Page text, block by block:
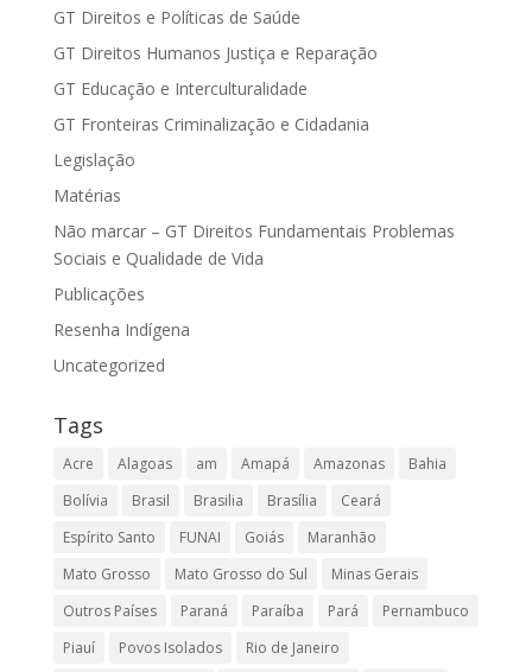
GT Direitos e Políticas de Saúde
GT Direitos Humanos Justiça e Reparação
GT Educação e Interculturalidade
GT Fronteiras Criminalização e Cidadania
Legislação
Matérias
Não marcar – GT Direitos Fundamentais Problemas
Sociais e Qualidade de Vida
Publicações
Resenha Indígena
Uncategorized
Tags
Acre Alagoas am Amapá Amazonas
Bahia
Bolívia
Brasil Brasilia Brasília
Ceará
Espírito Santo
FUNAI Goiás
Maranhão
Mato Grosso
Mato Grosso do Sul
Minas Gerais
Outros Países
Paraná Paraíba Pará
Pernambuco
Piauí
Povos Isolados
Rio de Janeiro